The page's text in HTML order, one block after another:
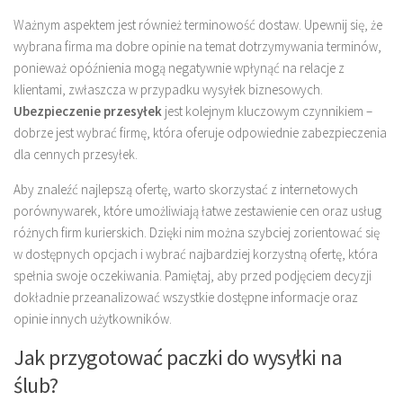
Ważnym aspektem jest również terminowość dostaw. Upewnij się, że
wybrana firma ma dobre opinie na temat dotrzymywania terminów,
ponieważ opóźnienia mogą negatywnie wpłynąć na relacje z
klientami, zwłaszcza w przypadku wysyłek biznesowych.
Ubezpieczenie przesyłek jest kolejnym kluczowym czynnikiem –
dobrze jest wybrać firmę, która oferuje odpowiednie zabezpieczenia
dla cennych przesyłek.
Aby znaleźć najlepszą ofertę, warto skorzystać z internetowych
porównywarek, które umożliwiają łatwe zestawienie cen oraz usług
różnych firm kurierskich. Dzięki nim można szybciej zorientować się
w dostępnych opcjach i wybrać najbardziej korzystną ofertę, która
spełnia swoje oczekiwania. Pamiętaj, aby przed podjęciem decyzji
dokładnie przeanalizować wszystkie dostępne informacje oraz
opinie innych użytkowników.
Jak przygotować paczki do wysyłki na
ślub?